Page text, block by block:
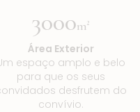
3000m²
Área Exterior
espaço amplo e belo
para que os seus
desfrutem do
convívio.